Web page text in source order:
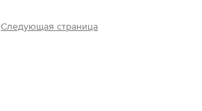
Следующая страница